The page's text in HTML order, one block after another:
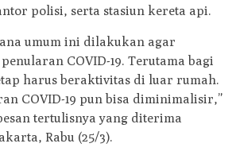
polisi, serta stasiun kereta api.
umum ini dilakukan agar
COVID-19. Terutama bagi
harus beraktivitas di luar rumah.
COVID-19 pun bisa diminimalisir,”
tertulisnya yang diterima
Rabu (25/3).